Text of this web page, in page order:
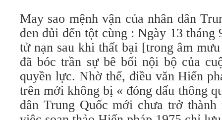
May sao mệnh vận của nhân dân
đen đủi đến tột cùng : Ngày 13 tháng
tử nạn sau khi thất bại [trong âm
đã bóc trần sự bê bối nội bộ của
quyền lực. Nhờ thế, điều văn Hiến
trên mới không bị « đóng dấu thông
dân Trung Quốc mới chưa trở